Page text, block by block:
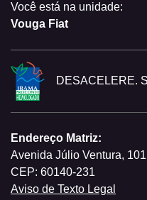
Você está na unidade:
Vouga Fiat
DESACELERE.
Endereço Matriz:
Avenida Júlio Ventura,
CEP: 60140-231
Aviso de Texto Legal